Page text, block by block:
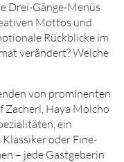
Drei-Gänge-Menüs
Mottos und
Rückblicke im
verändert? Welche
von prominenten
Zacherl, Haya Molcho
ein
Klassiker oder Fine-
– jede Gastgeberin